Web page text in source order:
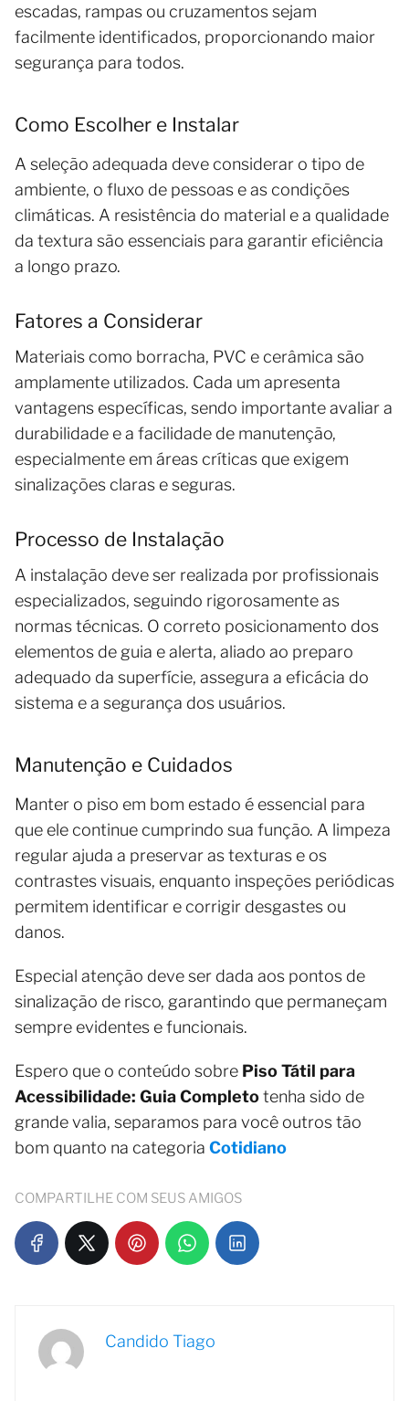
escadas, rampas ou cruzamentos sejam
facilmente identificados, proporcionando maior
segurança para todos.
Como Escolher e Instalar
A seleção adequada deve considerar o tipo de
ambiente, o fluxo de pessoas e as condições
climáticas. A resistência do material e a qualidade
da textura são essenciais para garantir eficiência
a longo prazo.
Fatores a Considerar
Materiais como borracha, PVC e cerâmica são
amplamente utilizados. Cada um apresenta
vantagens específicas, sendo importante avaliar a
durabilidade e a facilidade de manutenção,
especialmente em áreas críticas que exigem
sinalizações claras e seguras.
Processo de Instalação
A instalação deve ser realizada por profissionais
especializados, seguindo rigorosamente as
normas técnicas. O correto posicionamento dos
elementos de guia e alerta, aliado ao preparo
adequado da superfície, assegura a eficácia do
sistema e a segurança dos usuários.
Manutenção e Cuidados
Manter o piso em bom estado é essencial para
que ele continue cumprindo sua função. A limpeza
regular ajuda a preservar as texturas e os
contrastes visuais, enquanto inspeções periódicas
permitem identificar e corrigir desgastes ou
danos.
Especial atenção deve ser dada aos pontos de
sinalização de risco, garantindo que permaneçam
sempre evidentes e funcionais.
Espero que o conteúdo sobre Piso Tátil para
Acessibilidade: Guia Completotenha sido de
grande valia, separamos para você outros tão
bom quanto na categoria Cotidiano
COMPARTILHE COM SEUS AMIGOS
Candido Tiago